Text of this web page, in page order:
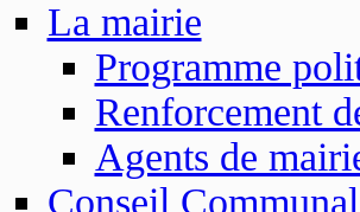
La mairie
Programme
Renforcement
Agents de
Conseil